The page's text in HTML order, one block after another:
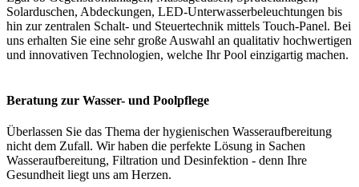
Solarduschen, Abdeckungen, LED-Unterwasserbeleuchtungen bis
hin zur zentralen Schalt- und Steuertechnik mittels Touch-Panel. Bei
uns erhalten Sie eine sehr große Auswahl an qualitativ hochwertigen
und innovativen Technologien, welche Ihr Pool einzigartig machen.
Beratung zur Wasser- und Poolpflege
Überlassen Sie das Thema der hygienischen Wasseraufbereitung
nicht dem Zufall. Wir haben die perfekte Lösung in Sachen
Wasseraufbereitung, Filtration und Desinfektion - denn Ihre
Gesundheit liegt uns am Herzen.